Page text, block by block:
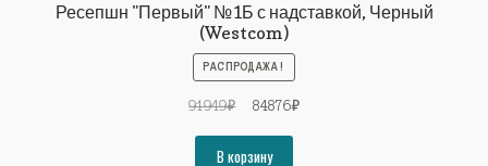
Ресепшн "Первый" №1Б с надставкой, Черный
(Westcom)
РАСПРОДАЖА!
91949₽
Первоначальная
составляла
84876₽Текущая
В корзину